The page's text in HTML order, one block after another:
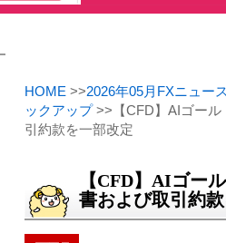
HOME >>2026年05月FXニュー
ックアップ>>【CFD】AIゴール
引約款を一部改定
【CFD】AIゴー
書および取引約